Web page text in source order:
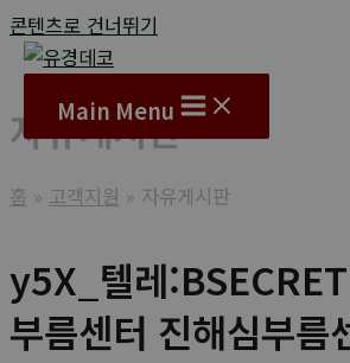
콘텐츠로 건너뛰기
Main Menu
자유게시판
홈 고객지원 자유게시판
y5X_텔레
부름센터 진해심부